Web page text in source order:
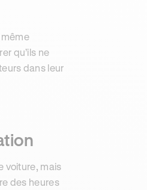
qu’ils ne
dans leur
voiture, mais
des heures